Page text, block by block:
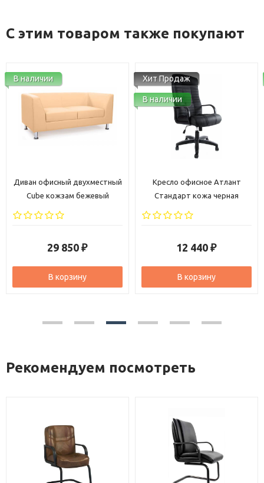
С этим товаром также покупают
двухместный
кожзам бежевый
₽
В корзину
Хит Продаж
В наличии
Кресло офисное Атлант
Стандарт кожа черная
₽
В корзину
В
Рекомендуем посмотреть